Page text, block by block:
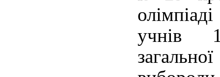
учнів